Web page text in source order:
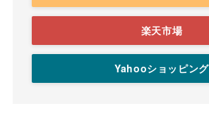
楽天市場
Yahooショッピング